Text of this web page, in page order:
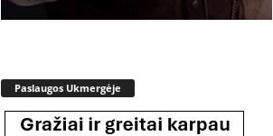
Paslaugos Ukmergėje